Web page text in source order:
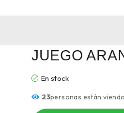
JUEGO
En stock
23personas están